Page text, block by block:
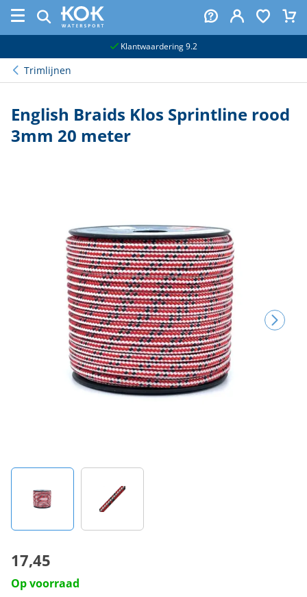
Klantwaardering 9.2
Trimlijnen
English Braids Klos Sprintline rood
3mm 20 meter
17,45
Op voorraad